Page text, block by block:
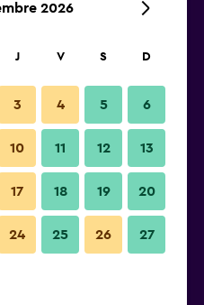
2026
J V S D
3 4 5 6
10 11 12 13
17 18 19 20
24 25 26 27